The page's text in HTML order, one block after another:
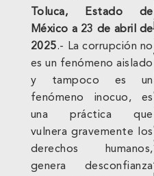
Toluca, Estado de
México a 23 de abril de
2025.- La corrupción no
es un fenómeno aislado
y tampoco es un
fenómeno inocuo, es
una práctica que
vulnera gravemente los
derechos humanos,
genera desconfianza